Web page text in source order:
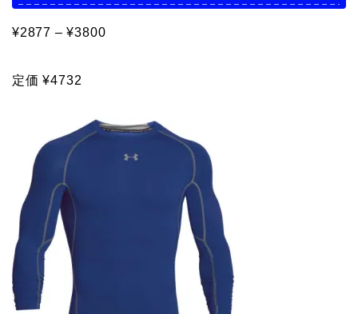
¥2877 – ¥3800
定価 ¥4732